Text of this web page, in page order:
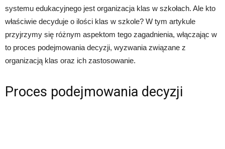
systemu edukacyjnego jest organizacja klas w szkołach. Ale kto
właściwie decyduje o ilości klas w szkole? W tym artykule
przyjrzymy się różnym aspektom tego zagadnienia, włączając w
to proces podejmowania decyzji, wyzwania związane z
organizacją klas oraz ich zastosowanie.
Proces podejmowania decyzji